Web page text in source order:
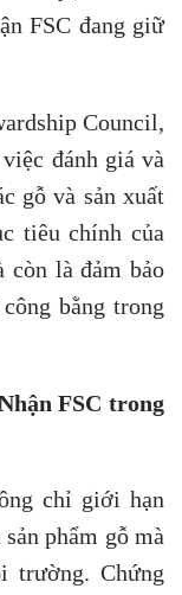
FSC đang giữ
Council,
đánh giá và
gỗ và sản xuất
tiêu chính của
còn là đảm bảo
bằng trong
FSC trong
chỉ giới hạn
phẩm gỗ mà
trường. Chứng